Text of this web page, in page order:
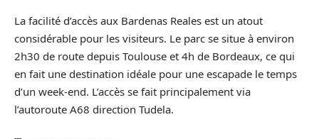
La facilité d’accès aux Bardenas Reales est un atout
considérable pour les visiteurs. Le parc se situe à environ
2h30 de route depuis Toulouse et 4h de Bordeaux, ce qui
en fait une destination idéale pour une escapade le temps
d’un week-end. L’accès se fait principalement via
l’autoroute A68 direction Tudela.